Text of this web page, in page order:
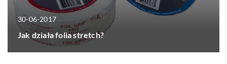
30-06-2017
Jak działa folia stretch?